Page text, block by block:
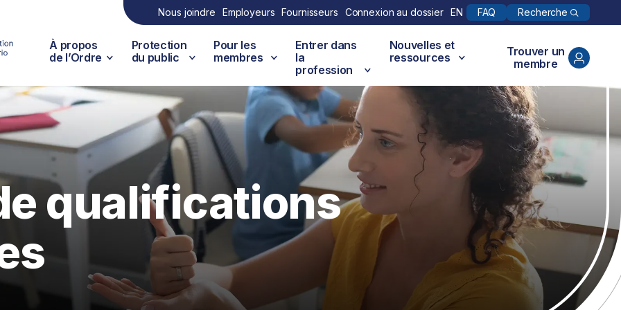
Nous joindre Employeurs Fournisseurs Connexion au dossier EN FAQ Recherche
À propos
de l’Ordre
Protection
du public
Pour les
membres
Entrer dans
la
profession
Nouvelles et
ressources
Trouver un
membre
qualifications